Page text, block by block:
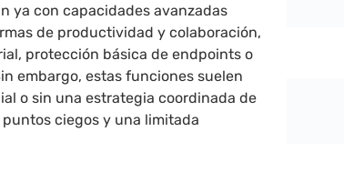
ya con capacidades avanzadas
de productividad y colaboración,
protección básica de endpoints o
embargo, estas funciones suelen
o sin una estrategia coordinada de
ciegos y una limitada